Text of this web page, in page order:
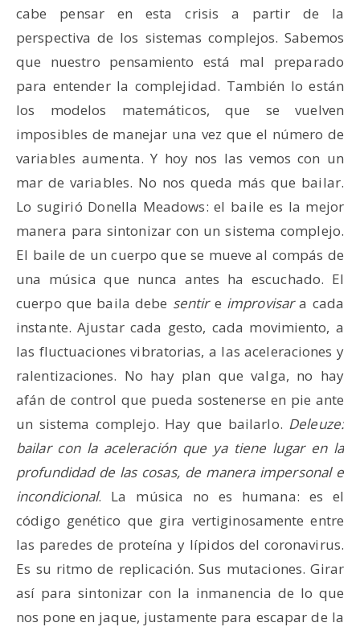
cabe pensar en esta crisis a partir de la
perspectiva de los sistemas complejos. Sabemos
que nuestro pensamiento está mal preparado
para entender la complejidad. También lo están
los modelos matemáticos, que se vuelven
imposibles de manejar una vez que el número de
variables aumenta. Y hoy nos las vemos con un
mar de variables. No nos queda más que bailar.
Lo sugirió Donella Meadows: el baile es la mejor
manera para sintonizar con un sistema complejo.
El baile de un cuerpo que se mueve al compás de
una música que nunca antes ha escuchado. El
cuerpo que baila debe sentire improvisara cada
instante. Ajustar cada gesto, cada movimiento, a
las fluctuaciones vibratorias, a las aceleraciones y
ralentizaciones. No hay plan que valga, no hay
afán de control que pueda sostenerse en pie ante
un sistema complejo. Hay que bailarlo. Deleuze:
bailar con la aceleración que ya tiene lugar en la
profundidad de las cosas, de manera impersonal e
incondicional. La música no es humana: es el
código genético que gira vertiginosamente entre
las paredes de proteína y lípidos del coronavirus.
Es su ritmo de replicación. Sus mutaciones. Girar
así para sintonizar con la inmanencia de lo que
nos pone en jaque, justamente para escapar de la